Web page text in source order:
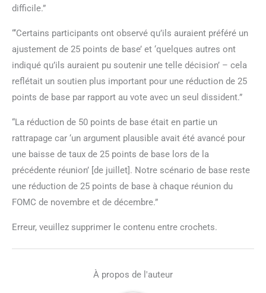
difficile.”
“‘Certains participants ont observé qu’ils auraient préféré un
ajustement de 25 points de base’ et ‘quelques autres ont
indiqué qu’ils auraient pu soutenir une telle décision’ – cela
reflétait un soutien plus important pour une réduction de 25
points de base par rapport au vote avec un seul dissident.”
“La réduction de 50 points de base était en partie un
rattrapage car ‘un argument plausible avait été avancé pour
une baisse de taux de 25 points de base lors de la
précédente réunion’ [de juillet]. Notre scénario de base reste
une réduction de 25 points de base à chaque réunion du
FOMC de novembre et de décembre.”
Erreur, veuillez supprimer le contenu entre crochets.
À propos de l'auteur